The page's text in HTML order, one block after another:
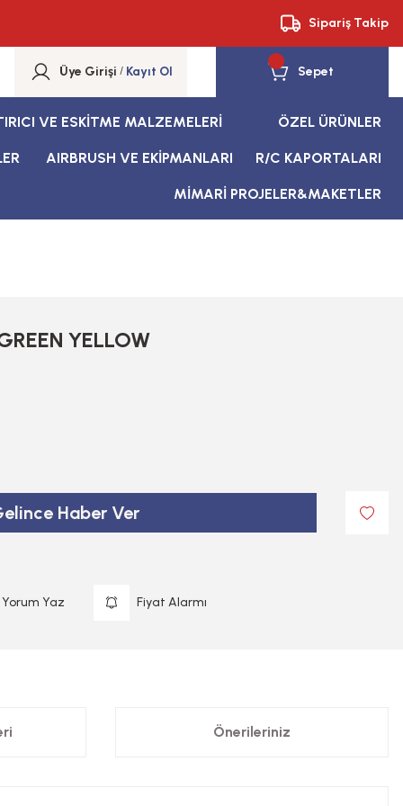
Sipariş Takip
Üye Girişi / Kayıt Ol Sepet
VE ESKİTME MALZEMELERİ ÖZEL ÜRÜNLER
AIRBRUSH VE EKİPMANLARI R/C KAPORTALARI
MİMARİ PROJELER&MAKETLER
YELLOW
Haber Ver
Yorum Yaz Fiyat Alarmı
Önerileriniz